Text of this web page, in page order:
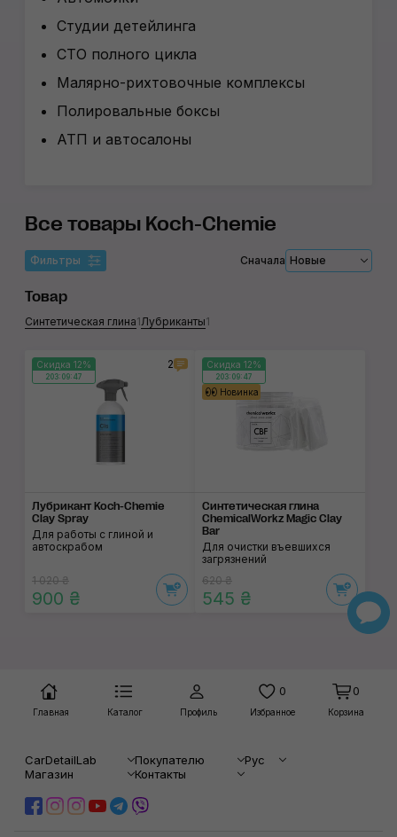
Студии детейлинга
СТО полного цикла
Малярно-рихтовочные комплексы
Полировальные боксы
АТП и автосалоны
Все товары Koch-Chemie
Фильтры Сначала Новые
Товар
Синтетическая глина1Лубриканты1
Скидка 12%
203:09:46
2
Лубрикант Koch-Chemie
Clay Spray
Для работы с глиной и
автоскрабом
1 020 ₴
900 ₴
Скидка 12%
203:09:46
Новинка
Синтетическая глина
ChemicalWorkz Magic Clay
Bar
Для очистки въевшихся
загрязнений
620 ₴
545 ₴
Главная Каталог Профиль
0
Избранное
0
Корзина
CarDetailLab Покупателю
Рус
Магазин
Контакты